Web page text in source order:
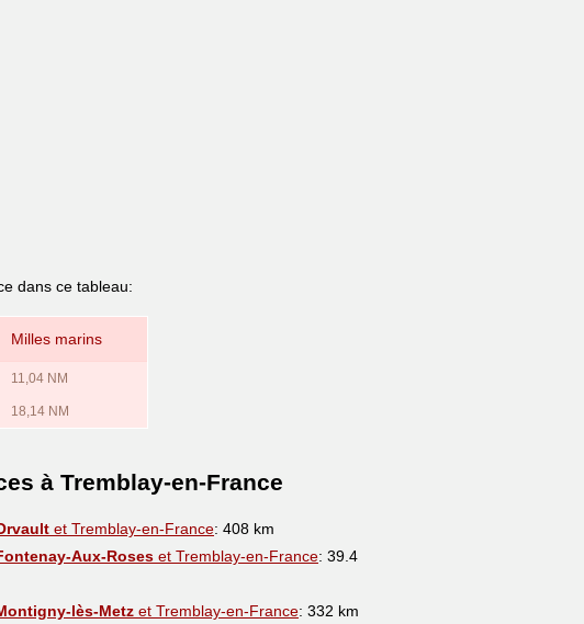
dans ce tableau:
Milles marins
11,04 NM
18,14 NM
à Tremblay-en-France
et Tremblay-en-France: 408 km
Aux-Roses et Tremblay-en-France: 39.4
lès-Metz et Tremblay-en-France: 332 km